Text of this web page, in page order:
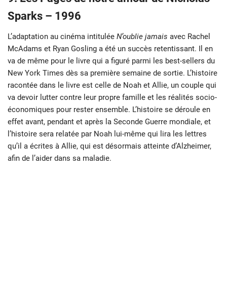
Sparks – 1996
L’adaptation au cinéma intitulée N’oublie jamais avec Rachel
McAdams et Ryan Gosling a été un succès retentissant. Il en
va de même pour le livre qui a figuré parmi les best-sellers du
New York Times dès sa première semaine de sortie. L’histoire
racontée dans le livre est celle de Noah et Allie, un couple qui
va devoir lutter contre leur propre famille et les réalités socio-
économiques pour rester ensemble. L’histoire se déroule en
effet avant, pendant et après la Seconde Guerre mondiale, et
l’histoire sera relatée par Noah lui-même qui lira les lettres
qu’il a écrites à Allie, qui est désormais atteinte d’Alzheimer,
afin de l’aider dans sa maladie.